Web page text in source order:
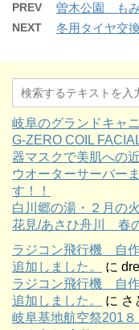
PREV 曽木公園 も
NEXT 冬用タイヤ交
岐阜のグランドキャ
G-ZERO COIL
器マスクで美肌への
ウオーターサーバー
す！！
白川郷の湯・２月の
花見/あさひ舟川 春
ラジコン飛行機 自
追加しました。
に
ラジコン飛行機 自
追加しました。
に さ
岐阜基地航空祭201